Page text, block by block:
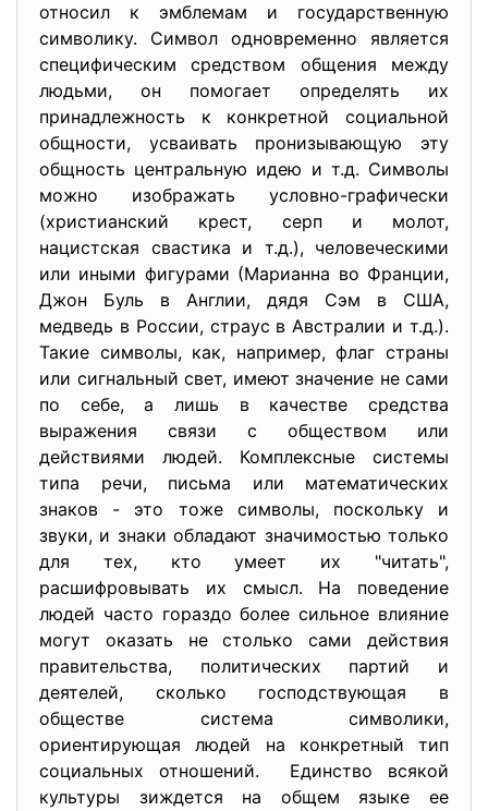
относил к эмблемам и государственную
символику. Символ одновременно является
специфическим средством общения между
людьми, он помогает определять их
принадлежность к конкретной социальной
общности, усваивать пронизывающую эту
общность центральную идею и т.д. Символы
можно изображать условно-графически
(христианский крест, серп и молот,
нацистская свастика и т.д.), человеческими
или иными фигурами (Марианна во Франции,
Джон Буль в Англии, дядя Сэм в США,
медведь в России, страус в Австралии и т.д.).
Такие символы, как, например, флаг страны
или сигнальный свет, имеют значение не сами
по себе, а лишь в качестве средства
выражения связи с обществом или
действиями людей. Комплексные системы
типа речи, письма или математических
знаков - это тоже символы, поскольку и
звуки, и знаки обладают значимостью только
для тех, кто умеет их "читать",
расшифровывать их смысл. На поведение
людей часто гораздо более сильное влияние
могут оказать не столько сами действия
правительства, политических партий и
деятелей, сколько господствующая в
обществе система символики,
ориентирующая людей на конкретный тип
социальных отношений. Единство всякой
культуры зиждется на общем языке ее